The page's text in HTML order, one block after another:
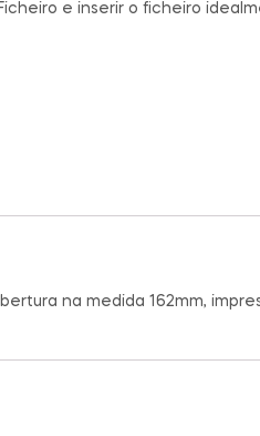
e inserir o ficheiro
na medida 162mm,